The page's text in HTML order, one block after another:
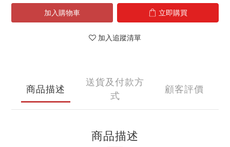
加入購物車 立即購買
加入追蹤清單
商品描述
送貨及付款方
式
顧客評價
商品描述